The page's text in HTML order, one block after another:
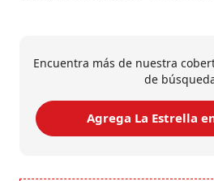
Encuentra más de nuestra
de
Agrega La Estrella